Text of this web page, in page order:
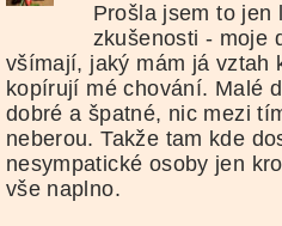
Prošla jsem to jen
zkušenosti - moje
všímají, jaký mám já vztah
kopírují mé chování. Malé
dobré a špatné, nic mezi
neberou. Takže tam kde
nesympatické osoby jen
vše naplno.